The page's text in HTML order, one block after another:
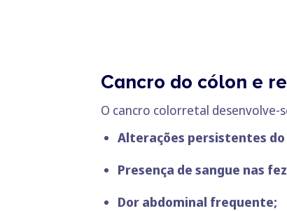
Cancro do cólon e
O cancro colorretal
Alterações persistentes
Presença de sangue nas
Dor abdominal frequente;